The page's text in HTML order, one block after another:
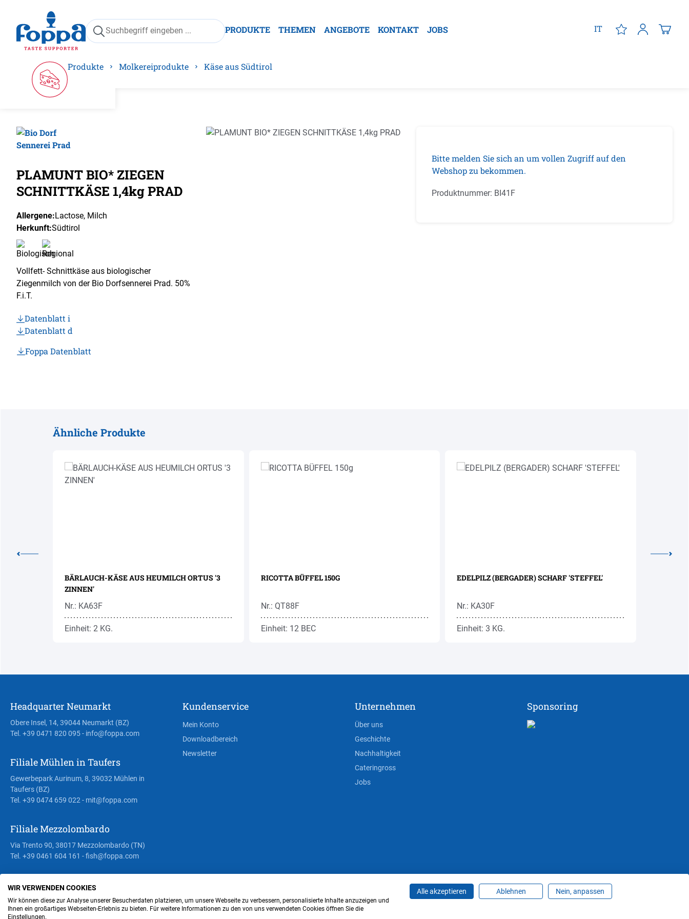
Zur Hauptnavigation springen
PRODUKTE THEMEN ANGEBOTE KONTAKT JOBS IT
Produkte Molkereiprodukte Käse aus Südtirol
PLAMUNT BIO* ZIEGEN
SCHNITTKÄSE 1,4kg PRAD
Allergene:Lactose, Milch
Herkunft:Südtirol
Vollfett- Schnittkäse aus biologischer
Ziegenmilch von der Bio Dorfsennerei Prad. 50%
F.i.T.
Datenblatt i
Datenblatt d
Foppa Datenblatt
Bildergalerie überspringen
Bitte melden Sie sich an um vollen Zugriff auf den
Webshop zu bekommen.
Produktnummer: BI41F
Ähnliche Produkte
BÄRLAUCH-KÄSE AUS HEUMILCH ORTUS '3
ZINNEN'
Nr.: KA63F
Einheit: 2 KG.
RICOTTA BÜFFEL 150G
Nr.: QT88F
Einheit: 12 BEC
EDELPILZ (BERGADER) SCHARF 'STEFFEL'
Nr.: KA30F
Einheit: 3 KG.
Headquarter Neumarkt
Obere Insel, 14, 39044 Neumarkt (BZ)
Tel. +39 0471 820 095- info@foppa.com
Filiale Mühlen in Taufers
Gewerbepark Aurinum, 8, 39032 Mühlen in
Taufers (BZ)
Tel. +39 0474 659 022 - mit@foppa.com
Filiale Mezzolombardo
Via Trento 90, 38017 Mezzolombardo (TN)
Tel. +39 0461 604 161 - fish@foppa.com
Kundenservice
Mein Konto
Downloadbereich
Newsletter
Unternehmen
Über uns
Geschichte
Nachhaltigkeit
Cateringross
Jobs
Sponsoring
Steuer- und MwSt.- Nr. IT00676670219 AGB Privacy Policy Impressum
Cookie-Einstellungen ändern
WIR VERWENDEN COOKIES
Wir können diese zur Analyse unserer Besucherdaten platzieren, um unsere Webseite zu verbessern, personalisierte Inhalte anzuzeigen und
Ihnen ein großartiges Webseiten-Erlebnis zu bieten. Für weitere Informationen zu den von uns verwendeten Cookies öffnen Sie die
Einstellungen.
Alle akzeptieren Ablehnen Nein, anpassen